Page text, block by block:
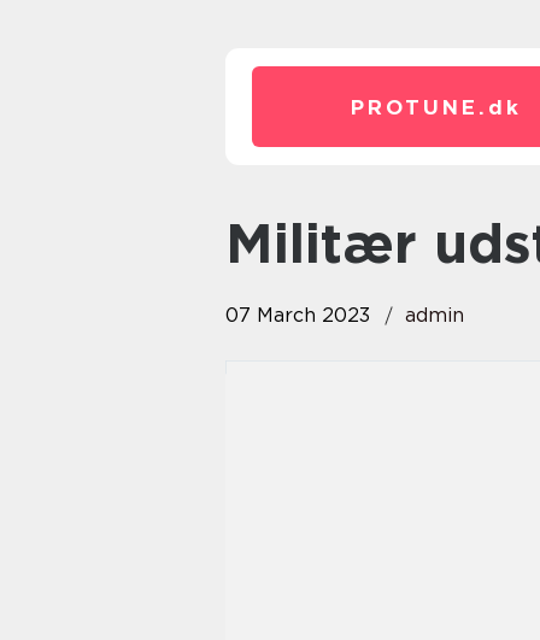
PROTUNE. dk
militær
07 March 2023 admin